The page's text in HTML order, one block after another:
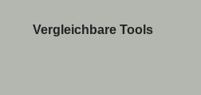
Vergleichbare Tools